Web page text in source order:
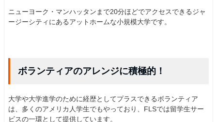
ニューヨーク・マンハッタンまで20分ほどでアクセスできるジャ
ージーシティにあるアットホームな小規模大学です。
ボランティアのアレンジに積極的！
大学や大学進学のために経歴としてプラスできるボランティア
は、多くのアメリカ人学生でもやっており、FLSでは留学生サー
ビスの一環として提供しています。